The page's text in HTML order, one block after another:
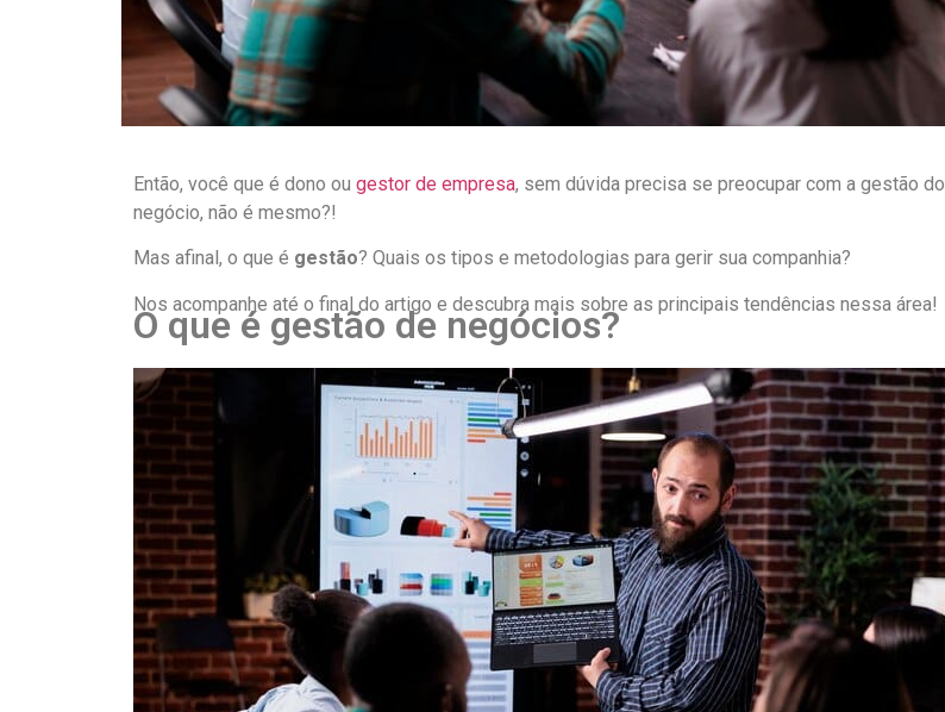
Então, você que é dono ou gestor de empresa, sem dúvida precisa se preocupar com a gestão do
negócio, não é mesmo?!
Mas afinal, o que é gestão? Quais os tipos e metodologias para gerir sua companhia?
Nos acompanhe até o final do artigo e descubra mais sobre as principais tendências nessa área!
O que é gestão de negócios?